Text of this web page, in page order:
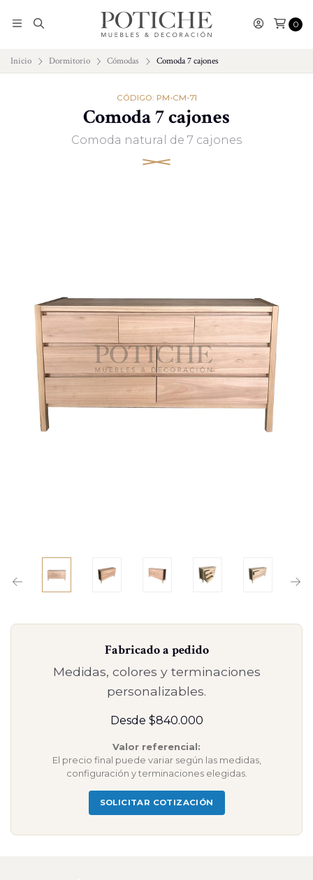
0
Inicio Dormitorio Cómodas Comoda 7 cajones
CÓDIGO: PM-CM-71
Comoda 7 cajones
Comoda natural de 7 cajones
Fabricado a pedido
Medidas, colores y terminaciones
personalizables.
Desde $840.000
Valor referencial:
El precio final puede variar según las medidas,
configuración y terminaciones elegidas.
SOLICITAR COTIZACIÓN